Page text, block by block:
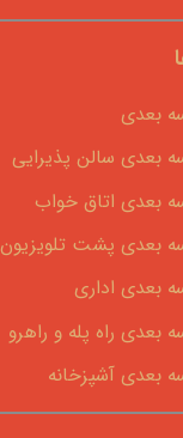
بعدی
بعدی سالن پذیرایی
بعدی اتاق خواب
بعدی پشت تلویزیون
بعدی اداری
بعدی راه پله و راهرو
بعدی آشپزخانه